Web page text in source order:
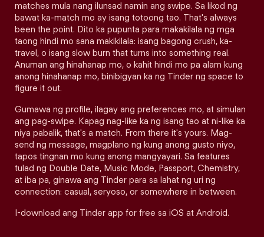
matches mula nang ilunsad namin ang swipe. Sa likod ng
bawat ka-match mo ay isang totoong tao. That's always
been the point. Dito ka pupunta para makakilala ng mga
taong hindi mo sana makikilala: isang bagong crush, ka-
travel, o isang slow burn that turns into something real.
Anuman ang hinahanap mo, o kahit hindi mo pa alam kung
anong hinahanap mo, binibigyan ka ng Tinder ng space to
figure it out.
Gumawa ng profile, ilagay ang preferences mo, at simulan
ang pag-swipe. Kapag nag-like ka ng isang tao at ni-like ka
niya pabalik, that's a match. From there it's yours. Mag-
send ng message, magplano ng kung anong gusto niyo,
tapos tingnan mo kung anong mangyayari. Sa features
tulad ng Double Date, Music Mode, Passport, Chemistry,
at iba pa, ginawa ang Tinder para sa lahat ng uri ng
connection: casual, seryoso, or somewhere in between.
I-download ang Tinder app for free sa iOS at Android.